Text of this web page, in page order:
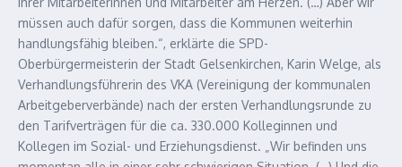
müssen auch dafür sorgen, dass die Kommunen weiterhin
handlungsfähig bleiben.“, erklärte die SPD-
Oberbürgermeisterin der Stadt Gelsenkirchen, Karin Welge, als
Verhandlungsführerin des VKA (Vereinigung der kommunalen
Arbeitgeberverbände) nach der ersten Verhandlungsrunde zu
den Tarifverträgen für die ca. 330.000 Kolleginnen und
Kollegen im Sozial- und Erziehungsdienst. „Wir befinden uns